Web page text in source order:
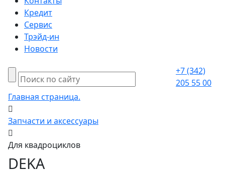
Кредит
Сервис
Трэйд-ин
Новости
+7 (342)
205 55 00
Главная страница.
Запчасти и аксессуары
Для квадроциклов
DEKA